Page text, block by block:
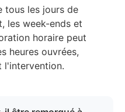
tous les jours de
les week-ends et
horaire peut
heures ouvrées,
l'intervention.